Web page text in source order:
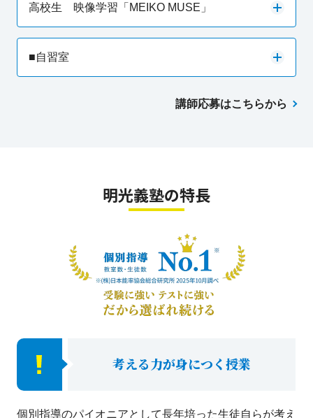
高校生 映像学習「MEIKO MUSE」
■自習室
講師応募はこちらから
明光義塾の特長
考える力が身につく授業
個別指導のパイオニアとして長年培った生徒自らが考え